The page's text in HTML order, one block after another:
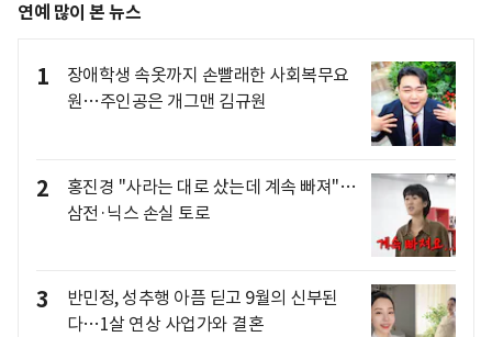
연예 많이 본 뉴스
1
장애학생 속옷까지 손빨래한 사회복무요
원…주인공은 개그맨 김규원
2
홍진경 "사라는 대로 샀는데 계속 빠져"…
삼전·닉스 손실 토로
3
반민정, 성추행 아픔 딛고 9월의 신부된
다…1살 연상 사업가와 결혼